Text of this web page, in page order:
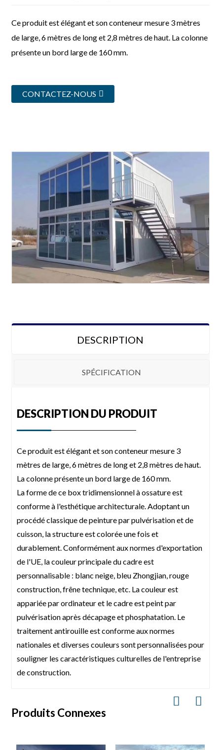
Ce produit est élégant et son conteneur mesure 3 mètres
de large, 6 mètres de long et 2,8 mètres de haut. La colonne
présente un bord large de 160 mm.
CONTACTEZ-NOUS
DESCRIPTION
SPÉCIFICATION
DESCRIPTION DU PRODUIT
Ce produit est élégant et son conteneur mesure 3
mètres de large, 6 mètres de long et 2,8 mètres de haut.
La colonne présente un bord large de 160 mm.
La forme de ce box tridimensionnel à ossature est
conforme à l'esthétique architecturale. Adoptant un
procédé classique de peinture par pulvérisation et de
cuisson, la structure est colorée une fois et
durablement. Conformément aux normes d'exportation
de l'UE, la couleur principale du cadre est
personnalisable : blanc neige, bleu Zhongjian, rouge
construction, frêne technique, etc. La couleur est
appariée par ordinateur et le cadre est peint par
pulvérisation après décapage et phosphatation. Le
traitement antirouille est conforme aux normes
nationales et diverses couleurs sont personnalisées pour
souligner les caractéristiques culturelles de l'entreprise
de construction.
Configuration
Cadre supérieur
Toiture en tôle d'acier colorée, isolation en laine
de verre, poutre de toit en acier profilé, plafond
en aggloméré, traverse en acier
isolation en laine de verre, numéro de croix en
acier, poutre en acier profilée, tôle d'acier de
couleur du sous-plancher
Tôle d'acier
Plat/ondulé/écorce d'orange, épaisseur 0,35-0,5
Tôle d'acier
Plat/ondulé/écorce d'orange, épaisseur 0,35-0,5
Tôle d'acier
Plat/Ondulé épaisseur 0,35 mm-0,5 mm
Windows
électrique
client
Produits Connexes